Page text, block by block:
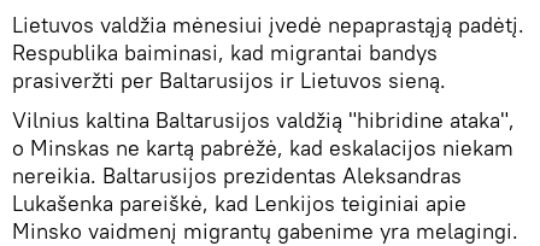
Lietuvos valdžia mėnesiui įvedė nepaprastąją padėtį.
Respublika baiminasi, kad migrantai bandys
prasiveržti per Baltarusijos ir Lietuvos sieną.
Vilnius kaltina Baltarusijos valdžią "hibridine ataka",
o Minskas ne kartą pabrėžė, kad eskalacijos niekam
nereikia. Baltarusijos prezidentas Aleksandras
Lukašenka pareiškė, kad Lenkijos teiginiai apie
Minsko vaidmenį migrantų gabenime yra melagingi.